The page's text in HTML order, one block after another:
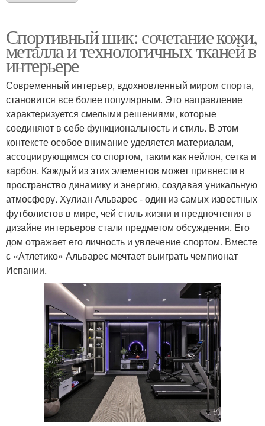
Спортивный шик: сочетание кожи,
металла и технологичных тканей в
интерьере
Современный интерьер, вдохновленный миром спорта,
становится все более популярным. Это направление
характеризуется смелыми решениями, которые
соединяют в себе функциональность и стиль. В этом
контексте особое внимание уделяется материалам,
ассоциирующимся со спортом, таким как нейлон, сетка и
карбон. Каждый из этих элементов может привнести в
пространство динамику и энергию, создавая уникальную
атмосферу. Хулиан Альварес - один из самых известных
футболистов в мире, чей стиль жизни и предпочтения в
дизайне интерьеров стали предметом обсуждения. Его
дом отражает его личность и увлечение спортом. Вместе
с «Атлетико» Альварес мечтает выиграть чемпионат
Испании.